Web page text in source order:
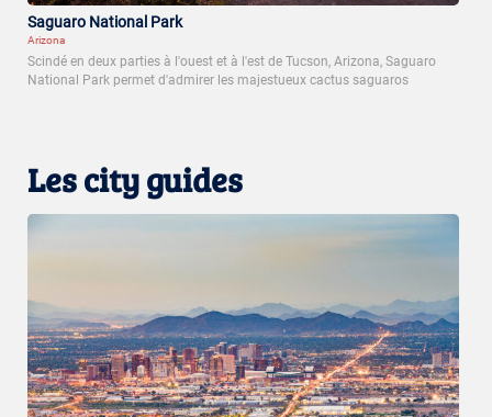
Saguaro National Park
Arizona
Scindé en deux parties à l'ouest et à l'est de Tucson, Arizona, Saguaro
National Park permet d'admirer les majestueux cactus saguaros
Les city guides